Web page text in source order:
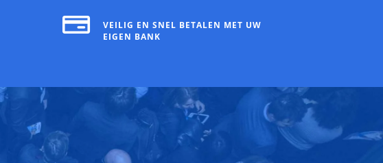
VEILIG EN SNEL BETALEN MET UW
EIGEN BANK